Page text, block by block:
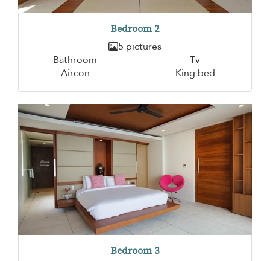
Bedroom 2
5 pictures
Bathroom
Tv
Aircon
King bed
Bedroom 3